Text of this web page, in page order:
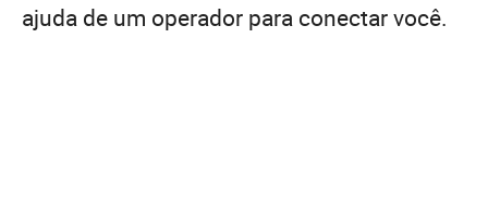
ajuda de um operador para conectar você.